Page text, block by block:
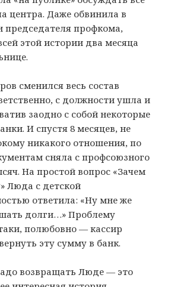
центра. Даже обвинила в
председателя профкома,
этой истории два месяца
сменился весь состав
с должности ушла и
заодно с собой некоторые
И спустя 8 месяцев, не
никакого отношения, по
сняла с профсоюзного
На простой вопрос «Зачем
Люда с детской
ответила: «Ну мне же
долги…» Проблему
полюбовно — кассир
эту сумму в банк.
возвращать Люде — это